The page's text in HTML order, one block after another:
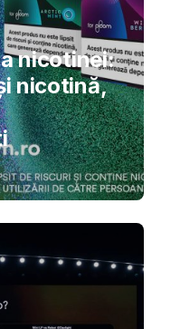
nicotinei:
nicotină,